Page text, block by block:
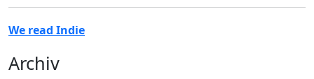
We read Indie
Archiv